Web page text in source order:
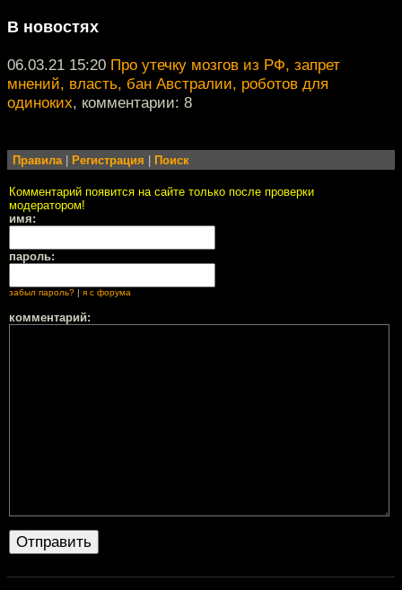
В новостях
06.03.21 15:20 Про утечку мозгов из РФ, запрет
мнений, власть, бан Австралии, роботов для
одиноких, комментарии: 8
Правила| Регистрация Поиск
Комментарий появится на сайте только после проверки
модератором!
имя:
пароль:
забыл пароль? | я с форума
комментарий: